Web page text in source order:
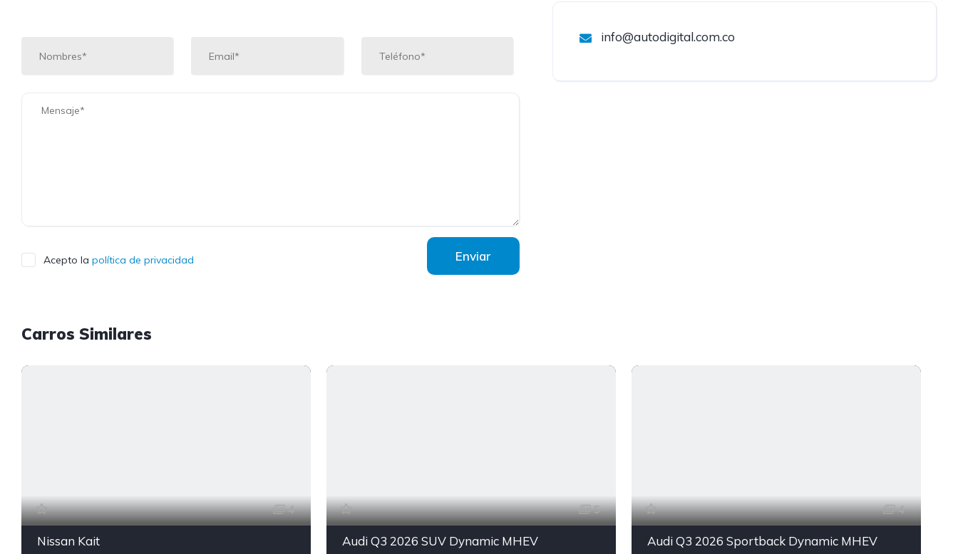
Acepto la política de privacidad Enviar
info@autodigital.com.co
Carros Similares
4
Nissan Kait
5
Audi Q3 2026 SUV Dynamic MHEV
4
Audi Q3 2026 Sportback Dynamic MHEV